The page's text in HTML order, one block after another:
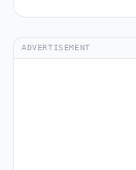
ADVERTISEMENT